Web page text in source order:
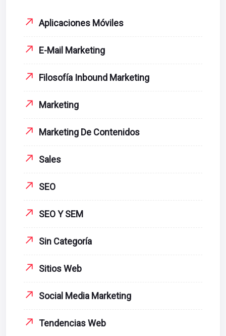
Aplicaciones Móviles
E-Mail Marketing
Filosofía Inbound Marketing
Marketing
Marketing De Contenidos
Sales
SEO
SEO Y SEM
Sin Categoría
Sitios Web
Social Media Marketing
Tendencias Web